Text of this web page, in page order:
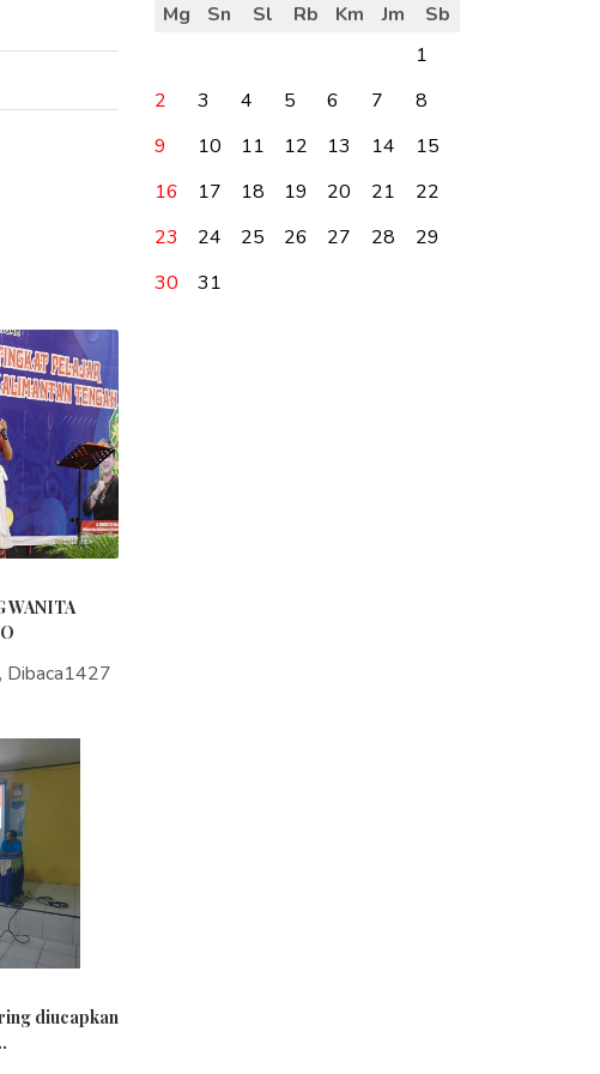
WANITA
Dibaca1427
diucapkan
Mg Sn Sl Rb Km Jm
Sb
1
2
3 4 5 6 7
8
9
10 11 12 13 14
15
16
17 18 19 20 21
22
23
24 25 26 27 28
29
30
31